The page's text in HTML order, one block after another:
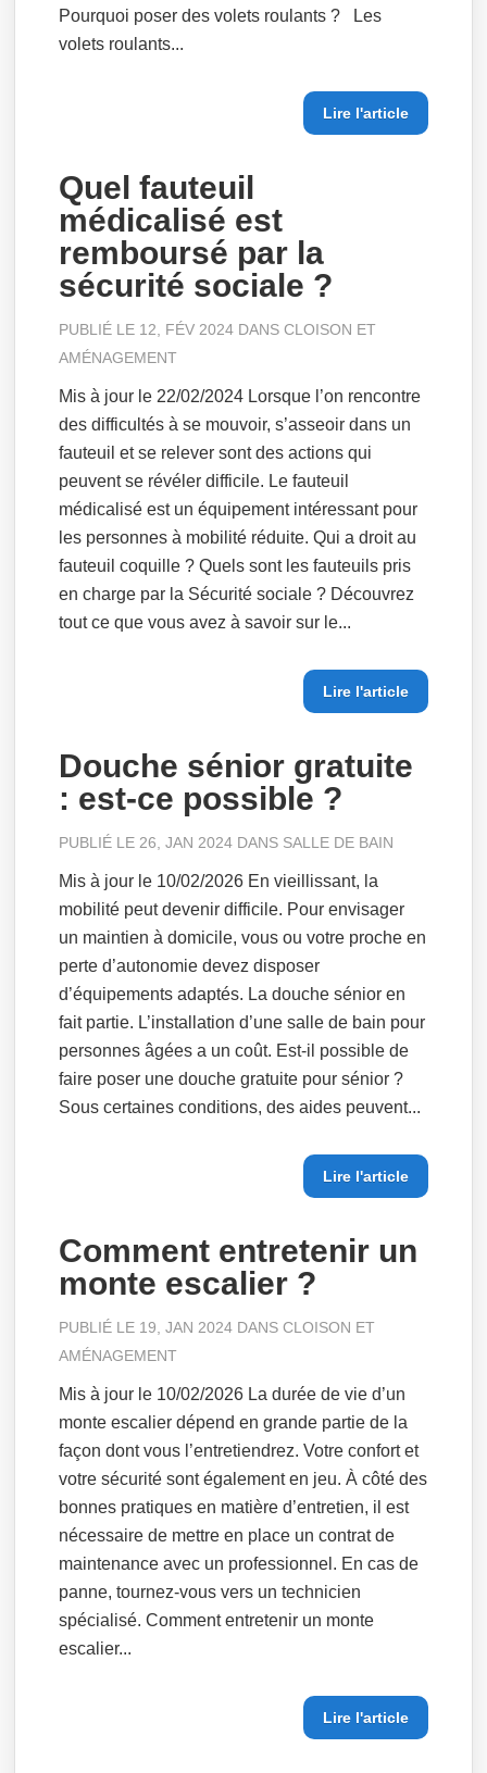
Pourquoi poser des volets roulants ? Les
volets roulants...
Lire l'article
Quel fauteuil
médicalisé est
remboursé par la
sécurité sociale ?
PUBLIÉ LE 12, FÉV 2024 DANSCLOISON ET
AMÉNAGEMENT
Mis à jour le 22/02/2024 Lorsque l’on rencontre
des difficultés à se mouvoir, s’asseoir dans un
fauteuil et se relever sont des actions qui
peuvent se révéler difficile. Le fauteuil
médicalisé est un équipement intéressant pour
les personnes à mobilité réduite. Qui a droit au
fauteuil coquille ? Quels sont les fauteuils pris
en charge par la Sécurité sociale ? Découvrez
tout ce que vous avez à savoir sur le...
Lire l'article
Douche sénior gratuite
: est-ce possible ?
PUBLIÉ LE 26, JAN 2024 DANS SALLE DE BAIN
Mis à jour le 10/02/2026 En vieillissant, la
mobilité peut devenir difficile. Pour envisager
un maintien à domicile, vous ou votre proche en
perte d’autonomie devez disposer
d’équipements adaptés. La douche sénior en
fait partie. L’installation d’une salle de bain pour
personnes âgées a un coût. Est-il possible de
faire poser une douche gratuite pour sénior ?
Sous certaines conditions, des aides peuvent...
Lire l'article
Comment entretenir un
monte escalier ?
PUBLIÉ LE 19, JAN 2024 DANSCLOISON ET
AMÉNAGEMENT
Mis à jour le 10/02/2026 La durée de vie d’un
monte escalier dépend en grande partie de la
façon dont vous l’entretiendrez. Votre confort et
votre sécurité sont également en jeu. À côté des
bonnes pratiques en matière d’entretien, il est
nécessaire de mettre en place un contrat de
maintenance avec un professionnel. En cas de
panne, tournez-vous vers un technicien
spécialisé. Comment entretenir un monte
escalier...
Lire l'article